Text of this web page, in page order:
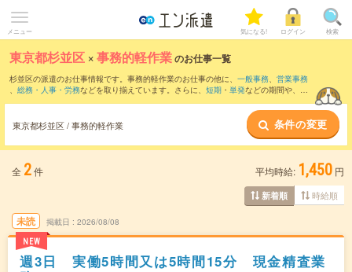
メニュー 気になる! ログイン 検索
東京都杉並区 ×事務的軽作業のお仕事一覧
杉並区の派遣のお仕事情報です。事務的軽作業のお仕事の他に、 一般事務、 営業事務
、 総務・人事・労務などを取り揃えています。さらに、 短期 ・ 単発などの期間や、 職
東京都杉並区 / 事務的軽作業 条件の変更
全 2件 平均時給: 1,450 円
新着順 時給順
未読
NEW
掲載日 2026/08/08
週3日 実働5時間又は5時間15分 現金精査業